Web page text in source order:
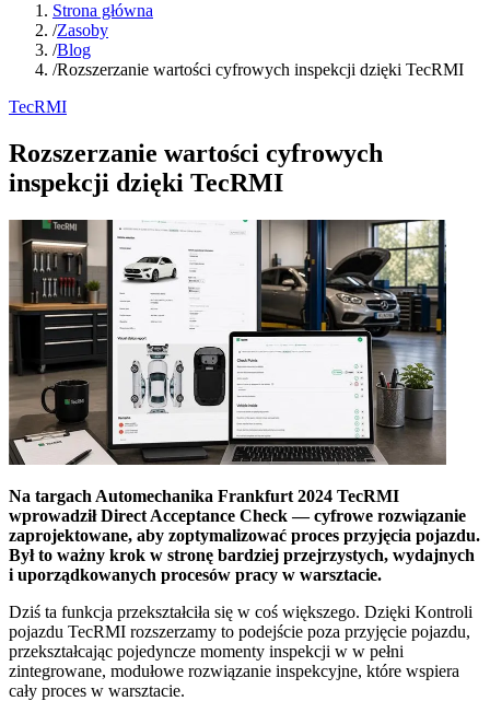
Strona główna
/Zasoby
/Blog
/Rozszerzanie wartości cyfrowych inspekcji dzięki TecRMI
TecRMI
Rozszerzanie wartości cyfrowych
inspekcji dzięki TecRMI
Na targach Automechanika Frankfurt 2024 TecRMI
wprowadził Direct Acceptance Check — cyfrowe rozwiązanie
zaprojektowane, aby zoptymalizować proces przyjęcia pojazdu.
Był to ważny krok w stronę bardziej przejrzystych, wydajnych
i uporządkowanych procesów pracy w warsztacie.
Dziś ta funkcja przekształciła się w coś większego. Dzięki Kontroli
pojazdu TecRMI rozszerzamy to podejście poza przyjęcie pojazdu,
przekształcając pojedyncze momenty inspekcji w w pełni
zintegrowane, modułowe rozwiązanie inspekcyjne, które wspiera
cały proces w warsztacie.